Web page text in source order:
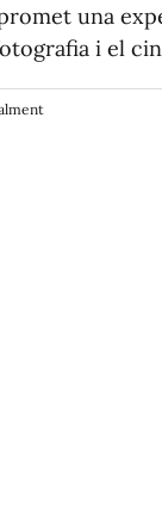
una
i el